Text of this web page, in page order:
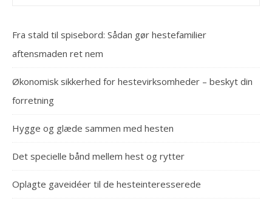
Fra stald til spisebord: Sådan gør hestefamilier
aftensmaden ret nem
Økonomisk sikkerhed for hestevirksomheder – beskyt din
forretning
Hygge og glæde sammen med hesten
Det specielle bånd mellem hest og rytter
Oplagte gaveidéer til de hesteinteresserede